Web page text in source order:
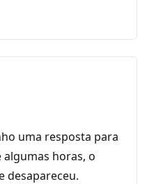
uma resposta para
horas, o
desapareceu.